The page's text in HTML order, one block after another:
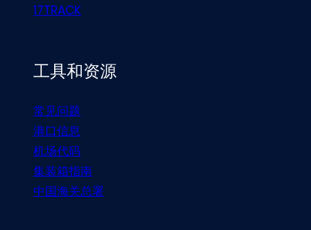
17TRACK
工具和资源
常见问题
港口信息
机场代码
集装箱指南
中国海关总署